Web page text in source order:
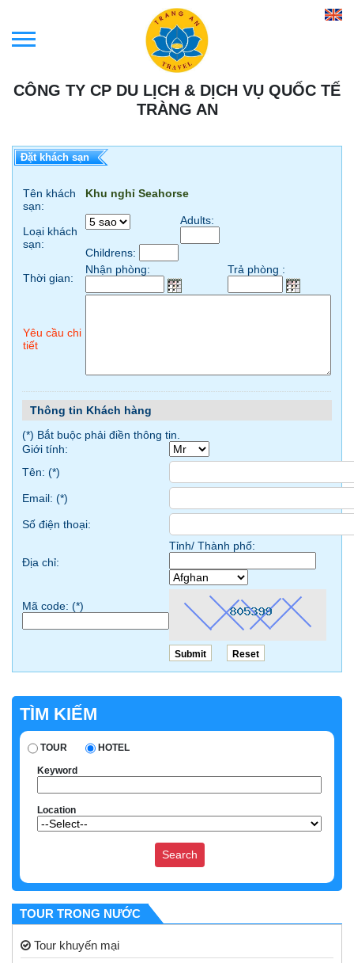
CÔNG TY CP DU LỊCH & DỊCH VỤ QUỐC TẾ
TRÀNG AN
Đặt khách sạn
Tên khách
sạn:
Khu nghỉ Seahorse
Loại khách
sạn:
Adults:
Childrens:
Thời gian:
Nhận phòng: Trả phòng :
Yêu cầu chi
tiết
Thông tin Khách hàng
(*) Bắt buộc phải điền thông tin.
Giới tính:
Tên: (*)
Email: (*)
Số điện thoại:
Địa chỉ:
Tỉnh/ Thành phố:
Mã code: (*)
TÌM KIẾM
TOUR HOTEL
Keyword
Location
TOUR TRONG NƯỚC
Tour khuyến mại